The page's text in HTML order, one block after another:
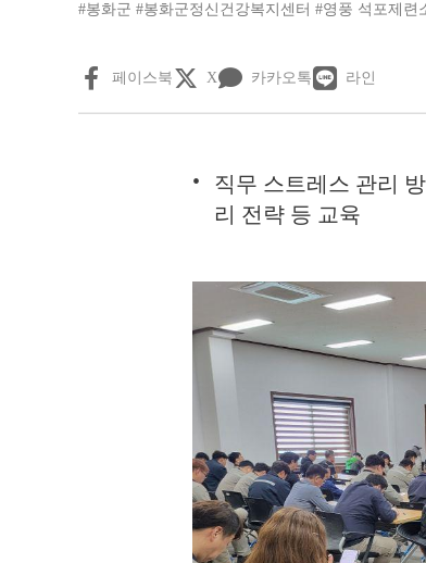
#봉화군 #봉화군정신건강복지센터 #영풍 석포제련
페이스북 X 카카오톡 라인
직무 스트레스 관리
리 전략 등 교육